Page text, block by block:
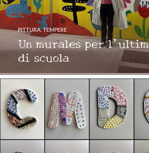
Un murales per
di scuola
PITTURA,TEMPERE